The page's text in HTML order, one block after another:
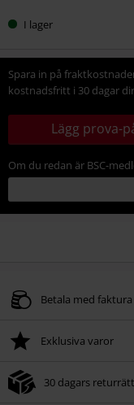
dinI lager
Spara in på
kostnadsfritt i 30 dagar
Lägg prova-
Om du redan är BSC-
Betala med faktura
Exklusiva varor
30 dagars returrätt